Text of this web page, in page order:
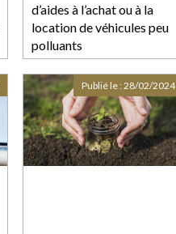
d’aides à l’achat ou à la
location de véhicules peu
polluants
Publié le :28/02/2024